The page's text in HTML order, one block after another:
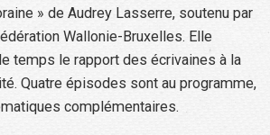
» de Audrey Lasserre, soutenu par
Wallonie-Bruxelles. Elle
temps le rapport des écrivaines à la
Quatre épisodes sont au programme,
complémentaires.